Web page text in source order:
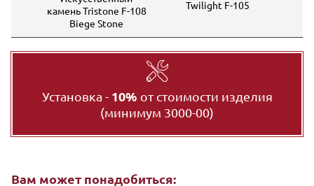
камень Tristone F-108
Biege Stone
Twilight F-105
Установка - 10% от стоимости изделия
(минимум 3000-00)
Вам может понадобиться: